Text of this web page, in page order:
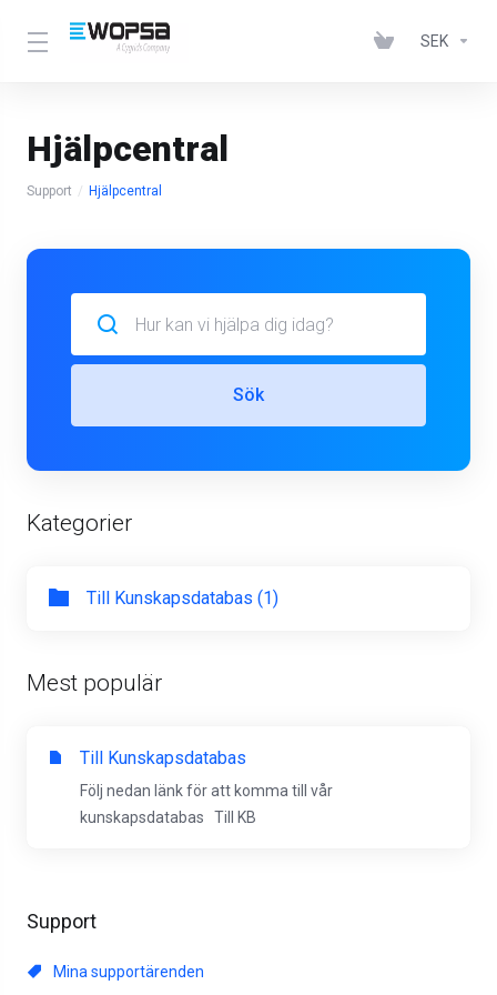
SEK
Hjälpcentral
Support Hjälpcentral
Support
Mina supportärenden
Sök
Kategorier
Till Kunskapsdatabas (1)
Mest populär
Till Kunskapsdatabas
Följ nedan länk för att komma till vår
kunskapsdatabas Till KB